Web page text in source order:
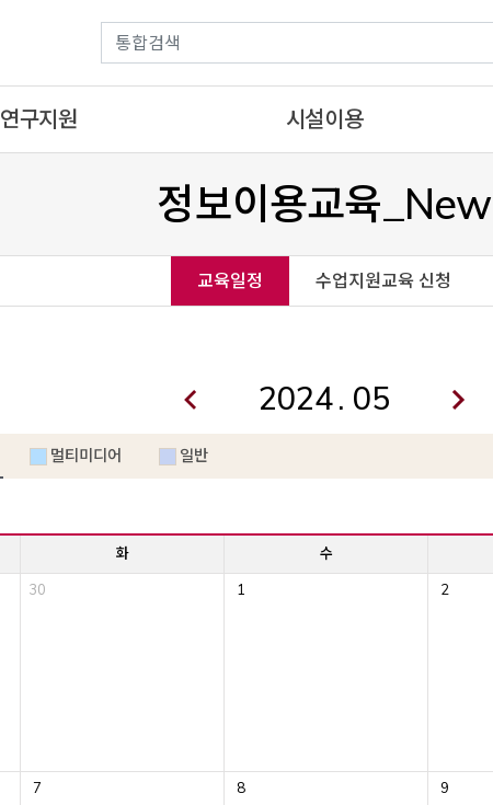
통합검색
연구지원 시설이용
정보이용교육_New
교육일정 수업지원교육 신청
.
멀티미디어 일반
화 수
30 1 2
7 8 9